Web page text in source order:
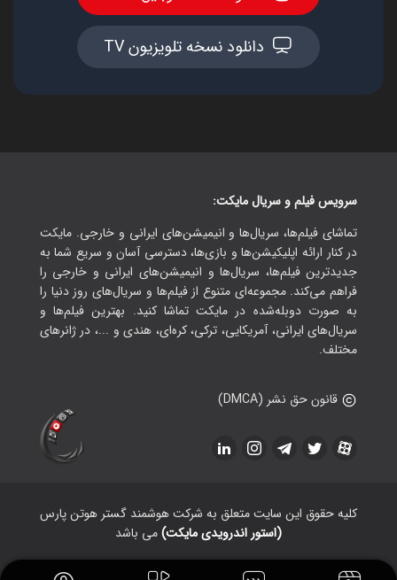
دانلود نسخه تلویزیون TV
سرویس فیلم و سریال مایکت:
تماشای فیلم‌ها، سریال‌ها و انیمیشن‌های ایرانی و خارجی. مایکت
در کنار ارائه اپلیکیشن‌ها و بازی‌ها، دسترسی آسان و سریع شما به
جدیدترین فیلم‌ها، سریال‌ها و انیمیشن‌های ایرانی و خارجی را
فراهم می‌کند. مجموعه‌ای متنوع از فیلم‌ها و سریال‌های روز دنیا را
به صورت دوبله‌شده در مایکت تماشا کنید. بهترین فیلم‌ها و
سریال‌های ایرانی، آمریکایی، ترکی، کره‌ای، هندی و ...، در ژانرهای
مختلف.
قانون حق نشر (DMCA)
کلیه حقوق این سایت متعلق به شرکت هوشمند گستر هوتن پارس
(استور اندرویدی مایکت)می باشد